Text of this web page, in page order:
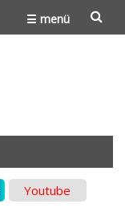
☰ menü
Youtube